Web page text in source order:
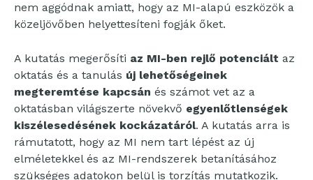
nem aggódnak amiatt, hogy az MI-alapú eszközök a
közeljövőben helyettesíteni fogják őket.
A kutatás megerősíti az MI-ben rejlő potenciált az
oktatás és a tanulás új lehetőségeinek
megteremtése kapcsán és számot vet az a
oktatásban világszerte növekvő egyenlőtlenségek
kiszélesedésének kockázatáról. A kutatás arra is
rámutatott, hogy az MI nem tart lépést az új
elméletekkel és az MI-rendszerek betanításához
szükséges adatokon belül is torzítás mutatkozik.